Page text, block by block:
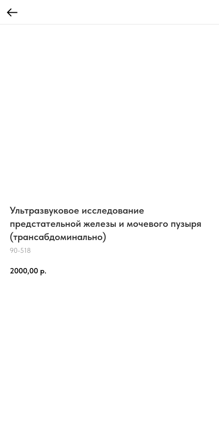
Ультразвуковое исследование
предстательной железы и мочевого пузыря
(трансабдоминально)
90-518
2000,00 р.